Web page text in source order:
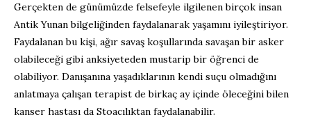
Gerçekten de günümüzde felsefeyle ilgilenen birçok insan
Antik Yunan bilgeliğinden faydalanarak yaşamını iyileştiriyor.
Faydalanan bu kişi, ağır savaş koşullarında savaşan bir asker
olabileceği gibi anksiyeteden mustarip bir öğrenci de
olabiliyor. Danışanına yaşadıklarının kendi suçu olmadığını
anlatmaya çalışan terapist de birkaç ay içinde öleceğini bilen
kanser hastası da Stoacılıktan faydalanabilir.